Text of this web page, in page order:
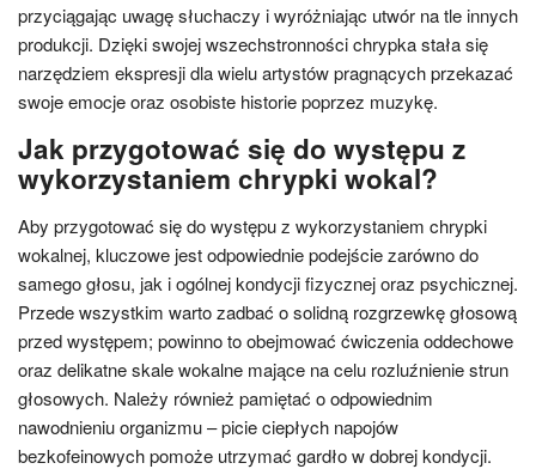
przyciągając uwagę słuchaczy i wyróżniając utwór na tle innych
produkcji. Dzięki swojej wszechstronności chrypka stała się
narzędziem ekspresji dla wielu artystów pragnących przekazać
swoje emocje oraz osobiste historie poprzez muzykę.
Jak przygotować się do występu z
wykorzystaniem chrypki wokal?
Aby przygotować się do występu z wykorzystaniem chrypki
wokalnej, kluczowe jest odpowiednie podejście zarówno do
samego głosu, jak i ogólnej kondycji fizycznej oraz psychicznej.
Przede wszystkim warto zadbać o solidną rozgrzewkę głosową
przed występem; powinno to obejmować ćwiczenia oddechowe
oraz delikatne skale wokalne mające na celu rozluźnienie strun
głosowych. Należy również pamiętać o odpowiednim
nawodnieniu organizmu – picie ciepłych napojów
bezkofeinowych pomoże utrzymać gardło w dobrej kondycji.